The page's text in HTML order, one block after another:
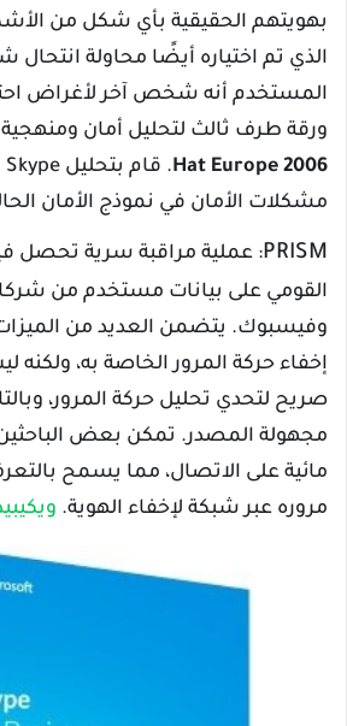
بهويتهم الحقيقية بأي شكل من
الذي تم اختياره أيضًا محاولة
المستخدم أنه شخص آخر لأغراض
ورقة طرف ثالث لتحليل أمان ومنهجية Skype في
Hat Europe 2006
مشكلات الأمان في نموذج الأمان
PRISM: عملية مراقبة سرية تحصل
القومي على بيانات مستخدم من
وفيسبوك. يتضمن العديد من
إخفاء حركة المرور الخاصة به،
صريح لتحدي تحليل حركة المرور،
مجهولة المصدر. تمكن بعض
مائية على الاتصال، مما يسمح
مروره عبر شبكة لإخفاء الهوية.